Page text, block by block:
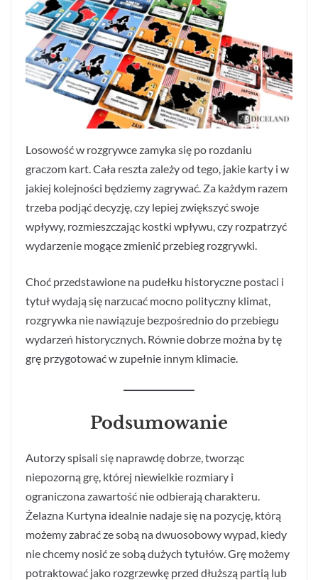
Losowość w rozgrywce zamyka się po rozdaniu
graczom kart. Cała reszta zależy od tego, jakie karty i w
jakiej kolejności będziemy zagrywać. Za każdym razem
trzeba podjąć decyzję, czy lepiej zwiększyć swoje
wpływy, rozmieszczając kostki wpływu, czy rozpatrzyć
wydarzenie mogące zmienić przebieg rozgrywki.
Choć przedstawione na pudełku historyczne postaci i
tytuł wydają się narzucać mocno polityczny klimat,
rozgrywka nie nawiązuje bezpośrednio do przebiegu
wydarzeń historycznych. Równie dobrze można by tę
grę przygotować w zupełnie innym klimacie.
Podsumowanie
Autorzy spisali się naprawdę dobrze, tworząc
niepozorną grę, której niewielkie rozmiary i
ograniczona zawartość nie odbierają charakteru.
Żelazna Kurtyna idealnie nadaje się na pozycję, którą
możemy zabrać ze sobą na dwuosobowy wypad, kiedy
nie chcemy nosić ze sobą dużych tytułów. Grę możemy
potraktować jako rozgrzewkę przed dłuższą partią lub